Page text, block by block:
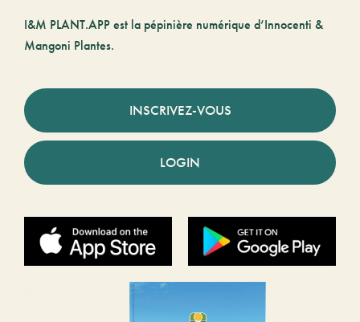
I&M PLANT.APP est la pépinière numérique d’Innocenti &
Mangoni Plantes.
INSCRIVEZ-VOUS
LOGIN